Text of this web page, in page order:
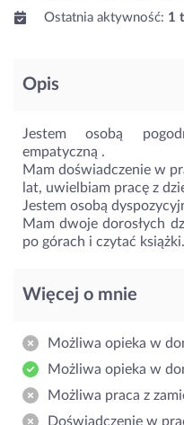
Ostatnia aktywność: 1
Opis
Jestem osobą
empatyczną .
Mam doświadczenie w
lat, uwielbiam pracę z
Jestem osobą
Mam dwoje dorosłych
po górach i czytać książki.
Więcej o mnie
Możliwa opieka w
Możliwa opieka w
Możliwa praca z
Doświadczenie w